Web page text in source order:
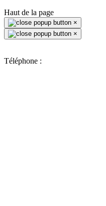
Haut de la page
×
×
Téléphone :